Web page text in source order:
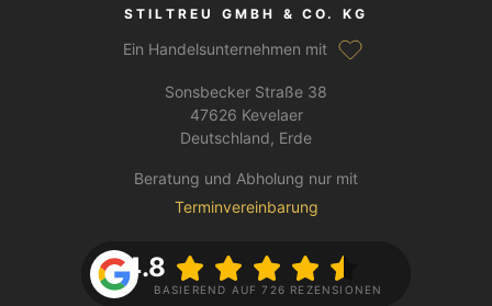
STILTREU GMBH & CO. KG
Ein Handelsunternehmen mit
Sonsbecker Straße 38
47626 Kevelaer
Deutschland, Erde
Beratung und Abholung nur mit
Terminvereinbarung
4.8
BASIEREND AUF 726 REZENSIONEN